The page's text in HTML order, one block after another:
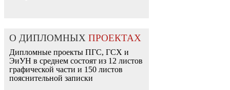
О ДИПЛОМНЫХ ПРОЕКТАХ
Дипломные проекты ПГС, ГСХ и
ЭиУН в среднем состоят из 12 листов
графической части и 150 листов
пояснительной записки